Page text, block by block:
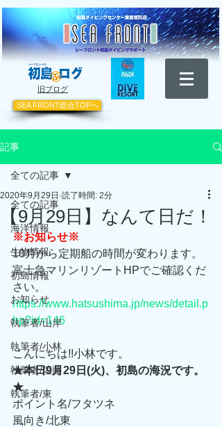
​旧ブログ
SEA FRONT総合TOPへ
記事
全ての記事
海洋情報
生物情報
初島情報
お知らせ
執筆者/山岸
執筆者/小林
執筆者/佐藤
執筆者/東
全ての記事
【9月29日】なんて日だ！
2020年9月29日 読了時間: 2分
※お知らせ※
10月から定期船の時間が変わります。
富士急マリンリゾートHPでご確認くだ
さい。
https://www.hatsushima.jp/news/detail.p
hp?id=146
こんにちは!!小林です。
★本日9月29日(火)、初島の海況です。
★
ポイント名/フタツネ
風向き/北東